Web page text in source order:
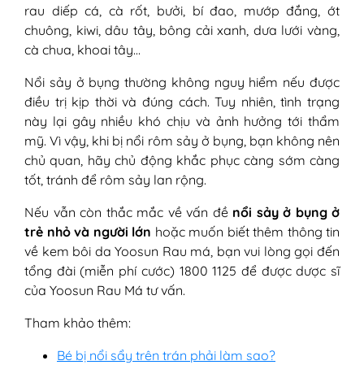
rau diếp cá, cà rốt, bưởi, bí đao, mướp đắng, ớt
chuông, kiwi, dâu tây, bông cải xanh, dưa lưới vàng,
cà chua, khoai tây…
Nổi sảy ở bụng thường không nguy hiểm nếu được
điều trị kịp thời và đúng cách. Tuy nhiên, tình trạng
này lại gây nhiều khó chịu và ảnh hưởng tới thẩm
mỹ. Vì vậy, khi bị nổi rôm sảy ở bụng, bạn không nên
chủ quan, hãy chủ động khắc phục càng sớm càng
tốt, tránh để rôm sảy lan rộng.
Nếu vẫn còn thắc mắc về vấn đề nổi sảy ở bụng ở
trẻ nhỏ và người lớn hoặc muốn biết thêm thông tin
về kem bôi da Yoosun Rau má, bạn vui lòng gọi đến
tổng đài (miễn phí cước) 1800 1125 để được dược sĩ
của Yoosun Rau Má tư vấn.
Tham khảo thêm:
Bé bị nổi sẩy trên trán phải làm sao?